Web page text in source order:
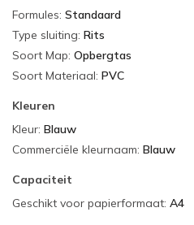
Formules: Standaard
Type sluiting: Rits
Soort Map: Opbergtas
Soort Materiaal: PVC
Kleuren
Kleur: Blauw
Commerciële kleurnaam: Blauw
Capaciteit
Geschikt voor papierformaat: A4